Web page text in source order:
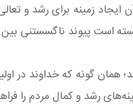
زمینه برای رشد و
است پیوند ناگسستنی
همان گونه که خداوند در
رشد و کمال مردم را